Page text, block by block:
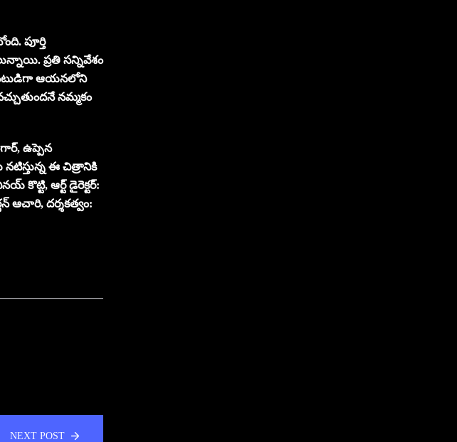
పూర్తి
ప్రతి సన్నివేశం
నటుడిగా ఆయనలోని
నమ్మకం
ఉప్పెన
ఈ చిత్రానికి
కొట్టి, ఆర్ట్‌ డైరెక్టర్:
ఆచారి, దర్శకత్వం:
NEXT POST